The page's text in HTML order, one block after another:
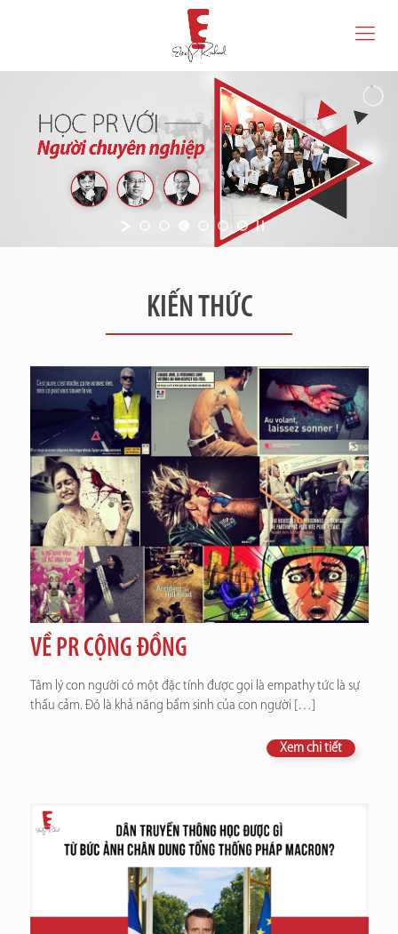
KIẾN THỨC
VỀ PR CỘNG ĐỒNG
Tâm lý con người có một đặc tính được gọi là empathy tức là sự
thấu cảm. Đó là khả năng bẩm sinh của con người […]
Xem chi tiết